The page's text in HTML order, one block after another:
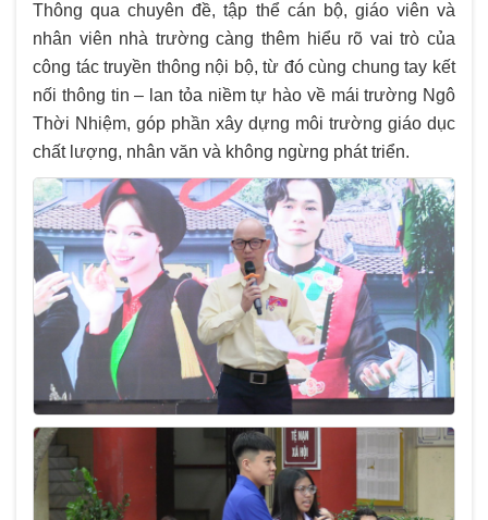
Thông qua chuyên đề, tập thể cán bộ, giáo viên và
nhân viên nhà trường càng thêm hiểu rõ vai trò của
công tác truyền thông nội bộ, từ đó cùng chung tay kết
nối thông tin – lan tỏa niềm tự hào về mái trường Ngô
Thời Nhiệm, góp phần xây dựng môi trường giáo dục
chất lượng, nhân văn và không ngừng phát triển.